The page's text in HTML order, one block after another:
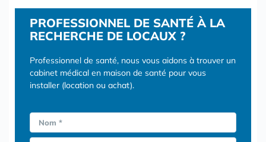
PROFESSIONNEL DE SANTÉ À LA
RECHERCHE DE LOCAUX ?
Professionnel de santé, nous vous aidons à trouver un
cabinet médical en maison de santé pour vous
installer (location ou achat).
Nom *